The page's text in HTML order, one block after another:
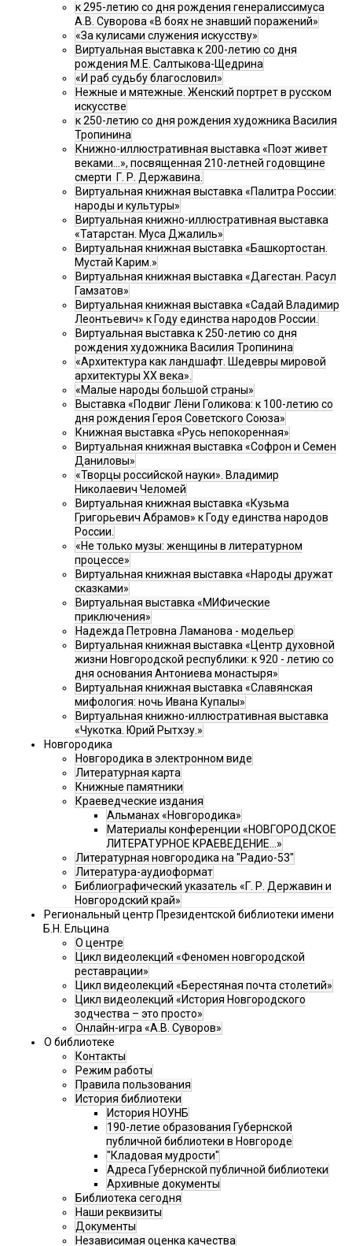
к 295-летию со дня рождения генералиссимуса
А.В. Суворова «В боях не знавший поражений»
«За кулисами служения искусству»
Виртуальная выставка к 200-летию со дня
рождения М.Е. Салтыкова-Щедрина
«И раб судьбу благословил»
Нежные и мятежные. Женский портрет в русском
искусстве
к 250-летию со дня рождения художника Василия
Тропинина
Книжно-иллюстративная выставка «Поэт живет
веками…», посвященная 210-летней годовщине
смерти Г. Р. Державина.
Виртуальная книжная выставка «Палитра России:
народы и культуры»
Виртуальная книжно-иллюстративная выставка
«Татарстан. Муса Джалиль»
Виртуальная книжная выставка «Башкортостан.
Мустай Карим.»
Виртуальная книжная выставка «Дагестан. Расул
Гамзатов»
Виртуальная книжная выставка «Садай Владимир
Леонтьевич» к Году единства народов России.
Виртуальная выставка к 250-летию со дня
рождения художника Василия Тропинина
«Архитектура как ландшафт. Шедевры мировой
архитектуры XX века».
«Малые народы большой страны»
Выставка «Подвиг Лёни Голикова: к 100-летию со
дня рождения Героя Советского Союза»
Книжная выставка «Русь непокоренная»
Виртуальная книжная выставка «Софрон и Семен
Даниловы»
«Творцы российской науки». Владимир
Николаевич Челомей
Виртуальная книжная выставка «Кузьма
Григорьевич Абрамов» к Году единства народов
России.
«Не только музы: женщины в литературном
процессе»
Виртуальная книжная выставка «Народы дружат
сказками»
Виртуальная выставка «МИФические
приключения»
Надежда Петровна Ламанова - модельер
Виртуальная книжная выставка «Центр духовной
жизни Новгородской республики: к 920 - летию со
дня основания Антониева монастыря»
Виртуальная книжная выставка «Славянская
мифология: ночь Ивана Купалы»
Виртуальная книжно-иллюстративная выставка
«Чукотка. Юрий Рытхэу.»
Новгородика
Новгородика в электронном виде
Литературная карта
Книжные памятники
Краеведческие издания
Альманах «Новгородика»
Материалы конференции «НОВГОРОДСКОЕ
ЛИТЕРАТУРНОЕ КРАЕВЕДЕНИЕ...»
Литературная новгородика на "Радио-53"
Литература-аудиоформат
Библиографический указатель «Г. Р. Державин и
Новгородский край»
Региональный центр Президентской библиотеки имени
Б.Н. Ельцина
О центре
Цикл видеолекций «Феномен новгородской
реставрации»
Цикл видеолекций «Берестяная почта столетий»
Цикл видеолекций «История Новгородского
зодчества – это просто»
Онлайн-игра «А.В. Суворов»
О библиотеке
Контакты
Режим работы
Правила пользования
История библиотеки
История НОУНБ
190-летие образования Губернской
публичной библиотеки в Новгороде
"Кладовая мудрости"
Адреса Губернской публичной библиотеки
Архивные документы
Библиотека сегодня
Наши реквизиты
Документы
Независимая оценка качества